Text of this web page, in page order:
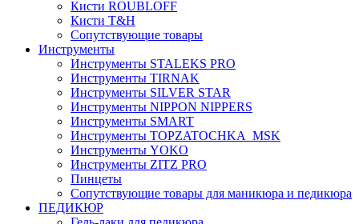
Кисти ROUBLOFF
Кисти T&H
Сопутствующие товары
Инструменты
Инструменты STALEKS PRO
Инструменты TIRNAK
Инструменты SILVER STAR
Инструменты NIPPON NIPPERS
Инструменты SMART
Инструменты TOPZATOCHKA_MSK
Инструменты YOKO
Инструменты ZITZ PRO
Пинцеты
Сопутствующие товары для маникюра и педикюра
ПЕДИКЮР